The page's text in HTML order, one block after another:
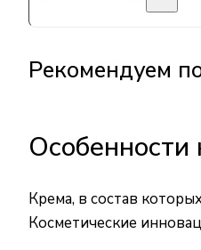
Рекомендуем
Крема, в состав
Косметические